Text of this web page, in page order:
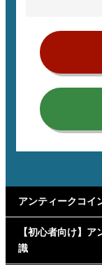
アンティークコイ
【初心者向け】
識